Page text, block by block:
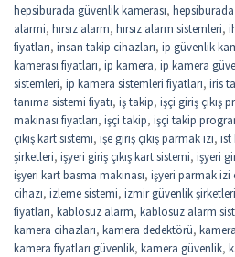
hepsiburada güvenlik kamerası,
alarmi, hırsız alarm, hırsız alarm sistemleri,
fiyatları, insan takip cihazları, ip güvenlik
kamerası fiyatları, ip kamera, ip kamera
sistemleri, ip kamera sistemleri fiyatları, iris
tanıma sistemi fiyatı, iş takip, işçi giriş çıkış
makinası fiyatları, işçi takip, işçi takip
çıkış kart sistemi, işe giriş çıkış parmak izi, ist
şirketleri, işyeri giriş çıkış kart sistemi, işyeri
işyeri kart basma makinası, işyeri parmak izi
cihazı, izleme sistemi, izmir güvenlik şirketleri
fiyatları, kablosuz alarm, kablosuz alarm
kamera cihazları, kamera dedektörü,
kamera fiyatları güvenlik, kamera güvenlik,